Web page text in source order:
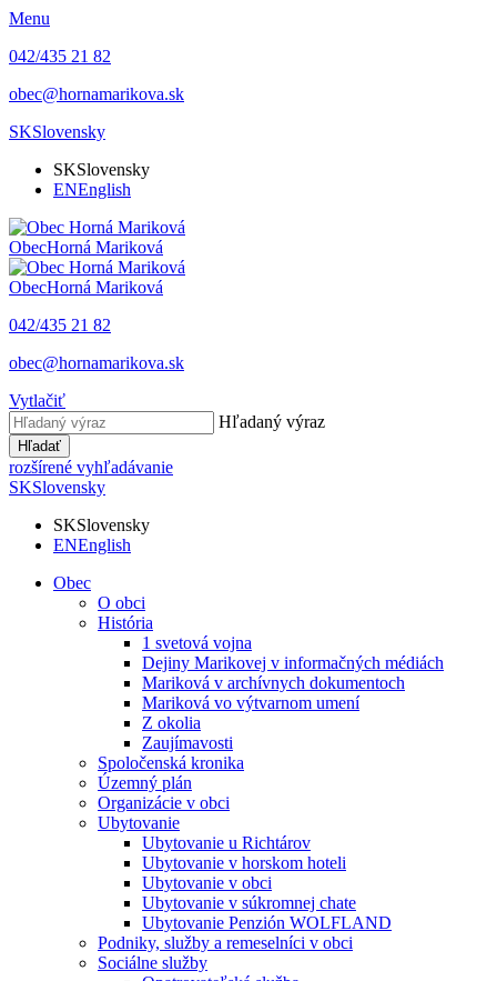
Menu
042/435 21 82
obec@hornamarikova.sk
SKSlovensky
SKSlovensky
ENEnglish
ObecHorná Mariková
ObecHorná Mariková
042/435 21 82
obec@hornamarikova.sk
Vytlačiť
Hľadaný výraz
Hľadať
rozšírené vyhľadávanie
SKSlovensky
SKSlovensky
ENEnglish
Obec
O obci
História
1 svetová vojna
Dejiny Marikovej v informačných médiách
Mariková v archívnych dokumentoch
Mariková vo výtvarnom umení
Z okolia
Zaujímavosti
Spoločenská kronika
Územný plán
Organizácie v obci
Ubytovanie
Ubytovanie u Richtárov
Ubytovanie v horskom hoteli
Ubytovanie v obci
Ubytovanie v súkromnej chate
Ubytovanie Penzión WOLFLAND
Podniky, služby a remeselníci v obci
Sociálne služby